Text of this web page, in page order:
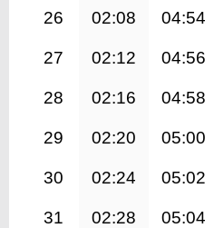
26 02:08 04:54
27 02:12 04:56
28 02:16 04:58
29 02:20 05:00
30 02:24 05:02
31 02:28 05:04